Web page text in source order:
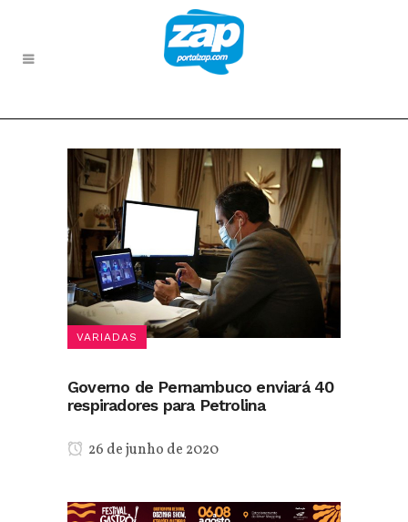
VARIADAS
Governo de Pernambuco enviará 40
respiradores para Petrolina
26 de junho de 2020